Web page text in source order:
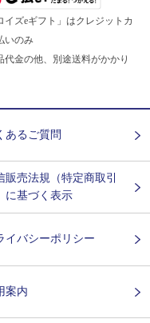
ズeギフト」はクレジットカ
いのみ
金の他、別途送料がかかり
あるご質問
販売法規（特定商取引
に基づく表示
イバシーポリシー
案内